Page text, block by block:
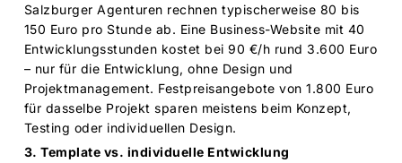
Salzburger Agenturen rechnen typischerweise 80 bis
150 Euro pro Stunde ab. Eine Business-Website mit 40
Entwicklungsstunden kostet bei 90 €/h rund 3.600 Euro
– nur für die Entwicklung, ohne Design und
Projektmanagement. Festpreisangebote von 1.800 Euro
für dasselbe Projekt sparen meistens beim Konzept,
Testing oder individuellen Design.
3. Template vs. individuelle Entwicklung